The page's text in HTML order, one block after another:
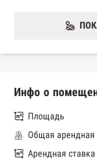
Инфо о
Площадь
Общая арендная
Арендная ставка